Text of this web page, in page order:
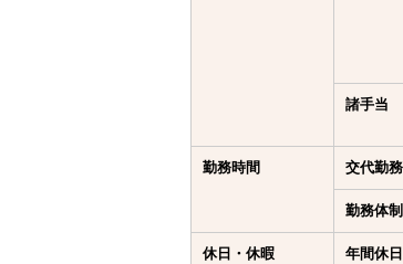
諸手当
勤務時間 交代勤務
勤務体制
休日・休暇 年間休日